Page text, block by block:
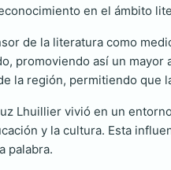
en el ámbito
de la literatura como
promoviendo así un
la región, permitiendo que
Lhuillier vivió en un
y la cultura. Esta
palabra.